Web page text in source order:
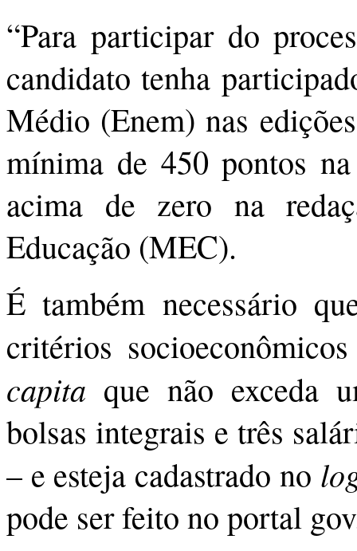
“Para participar do
candidato tenha
Médio (Enem) nas
mínima de 450 pontos
acima de zero na
Educação (MEC).
É também necessário
critérios
capita que não exceda
bolsas integrais e três
– e esteja cadastrado no
pode ser feito no portal